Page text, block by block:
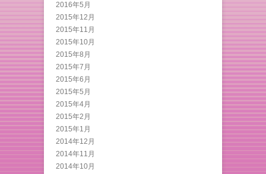
2016年5月
2015年12月
2015年11月
2015年10月
2015年8月
2015年7月
2015年6月
2015年5月
2015年4月
2015年2月
2015年1月
2014年12月
2014年11月
2014年10月